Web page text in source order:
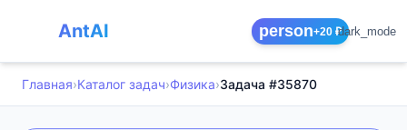
AntAI person+20 ₽dark_mode
Главная›Каталог задач›Физика›Задача #35870